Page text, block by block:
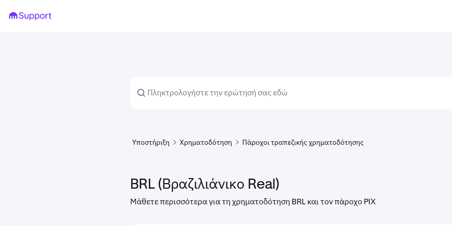
Υποστήριξη Χρηματοδότηση Πάροχοι τραπεζικής χρηματοδότησης
BRL (Βραζιλιάνικο Real)
Μάθετε περισσότερα για τη χρηματοδότηση BRL και τον πάροχο PIX